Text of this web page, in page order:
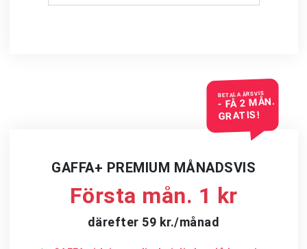
BETALA ÅRSVIS
- FÅ 2 MÅN.
GRATIS!
GAFFA+ PREMIUM MÅNADSVIS
Första mån. 1 kr
därefter 59 kr./månad